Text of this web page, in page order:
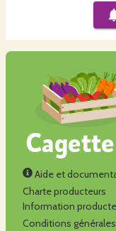
Aide et
Charte producteurs
Information
Conditions